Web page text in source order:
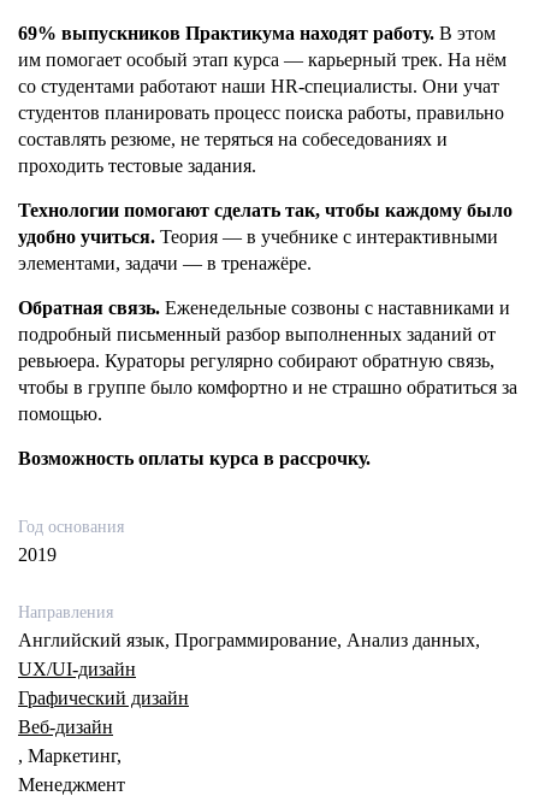
69% выпускников Практикума находят работу. В этом
им помогает особый этап курса — карьерный трек. На нём
со студентами работают наши HR-специалисты. Они учат
студентов планировать процесс поиска работы, правильно
составлять резюме, не теряться на собеседованиях и
проходить тестовые задания.
Технологии помогают сделать так, чтобы каждому было
удобно учиться. Теория — в учебнике с интерактивными
элементами, задачи — в тренажёре.
Обратная связь. Еженедельные созвоны с наставниками и
подробный письменный разбор выполненных заданий от
ревьюера. Кураторы регулярно собирают обратную связь,
чтобы в группе было комфортно и не страшно обратиться за
помощью.
Возможность оплаты курса в рассрочку.
Год основания
2019
Направления
Английский язык, Программирование, Анализ данных,
UX/UI-дизайн
Графический дизайн
Веб-дизайн
, Маркетинг,
Менеджмент